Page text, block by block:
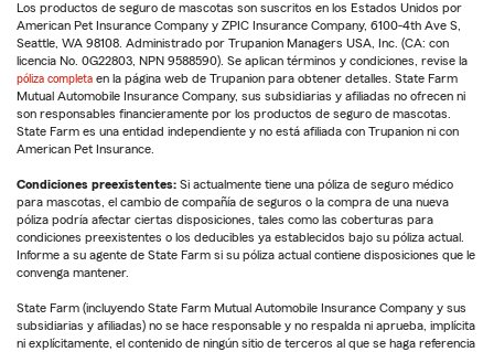
Los productos de seguro de mascotas son suscritos en los Estados Unidos por
American Pet Insurance Company y ZPIC Insurance Company, 6100-4th Ave S,
Seattle, WA 98108. Administrado por Trupanion Managers USA, Inc. (CA: con
licencia No. 0G22803, NPN 9588590). Se aplican términos y condiciones, revise la
póliza completa en la página web de Trupanion para obtener detalles. State Farm
Mutual Automobile Insurance Company, sus subsidiarias y afiliadas no ofrecen ni
son responsables financieramente por los productos de seguro de mascotas.
State Farm es una entidad independiente y no está afiliada con Trupanion ni con
American Pet Insurance.
Condiciones preexistentes: Si actualmente tiene una póliza de seguro médico
para mascotas, el cambio de compañía de seguros o la compra de una nueva
póliza podría afectar ciertas disposiciones, tales como las coberturas para
condiciones preexistentes o los deducibles ya establecidos bajo su póliza actual.
Informe a su agente de State Farm si su póliza actual contiene disposiciones que le
convenga mantener.
State Farm (incluyendo State Farm Mutual Automobile Insurance Company y sus
subsidiarias y afiliadas) no se hace responsable y no respalda ni aprueba, implícita
ni explícitamente, el contenido de ningún sitio de terceros al que se haga referencia